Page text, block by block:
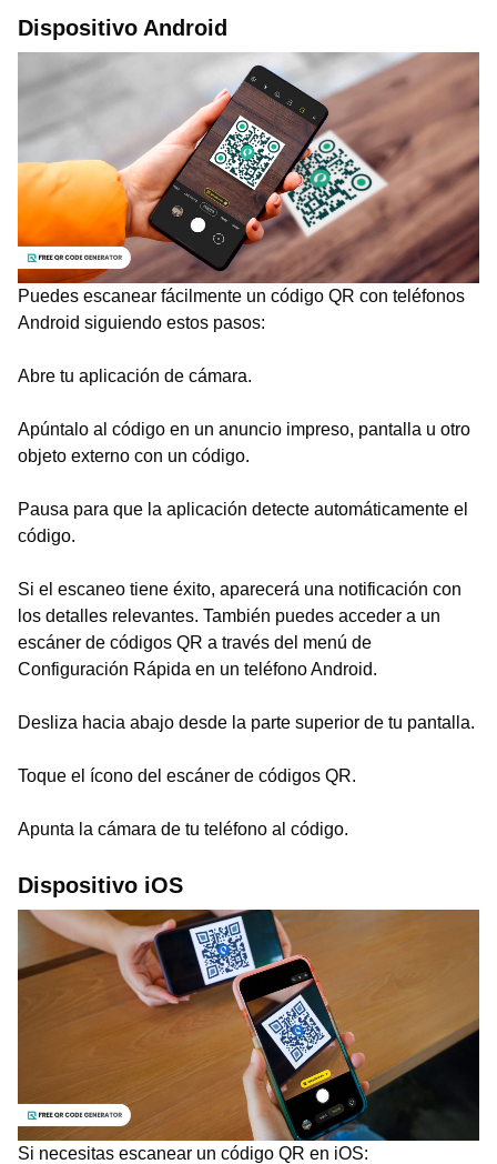
Dispositivo Android
Puedes escanear fácilmente un código QR con teléfonos
Android siguiendo estos pasos:
Abre tu aplicación de cámara.
Apúntalo al código en un anuncio impreso, pantalla u otro
objeto externo con un código.
Pausa para que la aplicación detecte automáticamente el
código.
Si el escaneo tiene éxito, aparecerá una notificación con
los detalles relevantes. También puedes acceder a un
escáner de códigos QR a través del menú de
Configuración Rápida en un teléfono Android.
Desliza hacia abajo desde la parte superior de tu pantalla.
Toque el ícono del escáner de códigos QR.
Apunta la cámara de tu teléfono al código.
Dispositivo iOS
Si necesitas escanear un código QR en iOS: